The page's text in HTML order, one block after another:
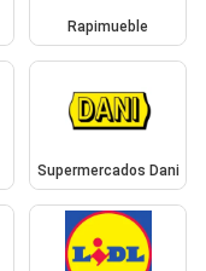
Rapimueble
Supermercados Dani